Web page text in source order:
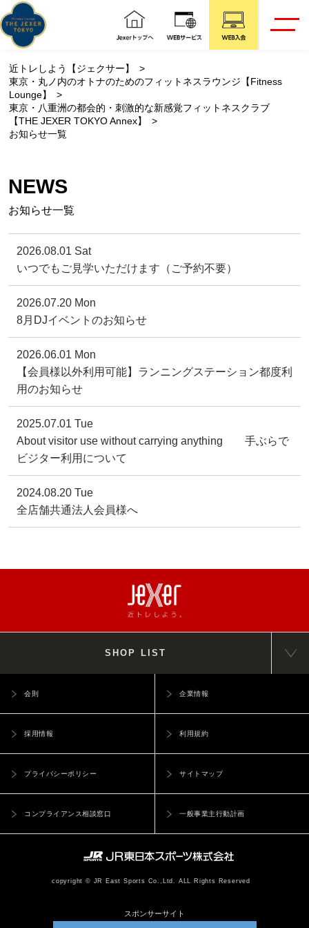
近トレしよう【ジェクサー】
東京・丸ノ内のオトナのためのフィットネスラウンジ【Fitness
Lounge】
東京・八重洲の都会的・刺激的な新感覚フィットネスクラブ
【THE JEXER TOKYO Annex】
お知らせ一覧
NEWS
お知らせ一覧
2026.08.01 Sat
いつでもご見学いただけます（ご予約不要）
2026.07.20 Mon
8月DJイベントのお知らせ
2026.06.01 Mon
【会員様以外利用可能】ランニングステーション都度利
用のお知らせ
2025.07.01 Tue
About visitor use without carrying anything 手ぶらで
ビジター利用について
2024.08.20 Tue
全店舗共通法人会員様へ
SHOP LIST
copyright © JR East Sports Co.,Ltd. ALL Rights Reserved
会則 企業情報
採用情報 利用規約
プライバシーポリシー サイトマップ
コンプライアンス相談窓口 一般事業主行動計画
スポンサーサイト